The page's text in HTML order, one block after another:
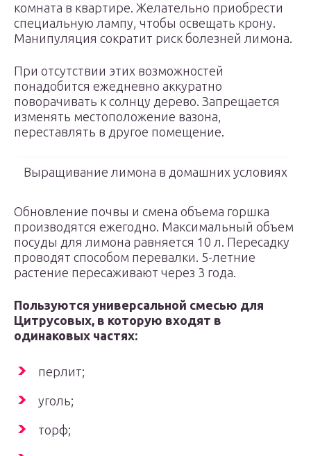
комната в квартире. Желательно приобрести
специальную лампу, чтобы освещать крону.
Манипуляция сократит риск болезней лимона.
При отсутствии этих возможностей
понадобится ежедневно аккуратно
поворачивать к солнцу дерево. Запрещается
изменять местоположение вазона,
переставлять в другое помещение.
Выращивание лимона в домашних условиях
Обновление почвы и смена объема горшка
производятся ежегодно. Максимальный объем
посуды для лимона равняется 10 л. Пересадку
проводят способом перевалки. 5-летние
растение пересаживают через 3 года.
Пользуются универсальной смесью для
Цитрусовых, в которую входят в
одинаковых частях:
перлит;
уголь;
торф;